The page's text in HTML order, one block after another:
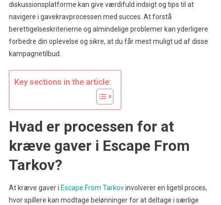
Spiller
diskussionsplatforme kan give værdifuld indsigt og tips til at
navigere i gavekravprocessen med succes. At forstå
berettigelseskriterierne og almindelige problemer kan yderligere
forbedre din oplevelse og sikre, at du får mest muligt ud af disse
kampagnetilbud.
Key sections in the article:
Hvad er processen for at
kræve gaver i Escape From
Tarkov?
At kræve gaver i Escape From Tarkovinvolverer en ligetil proces,
hvor spillere kan modtage belønninger for at deltage i særlige